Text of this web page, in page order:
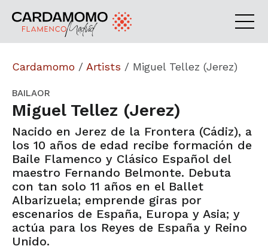
Cardamomo / Artists / Miguel Tellez (Jerez)
BAILAOR
Miguel Tellez (Jerez)
Nacido en Jerez de la Frontera (Cádiz), a
los 10 años de edad recibe formación de
Baile Flamenco y Clásico Español del
maestro Fernando Belmonte. Debuta
con tan solo 11 años en el Ballet
Albarizuela; emprende giras por
escenarios de España, Europa y Asia; y
actúa para los Reyes de España y Reino
Unido.